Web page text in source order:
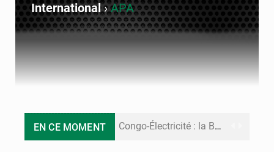
International›APA
EN CE MOMENT Congo-Électricité : la BAD renforce son appui pour accélérer les investissements